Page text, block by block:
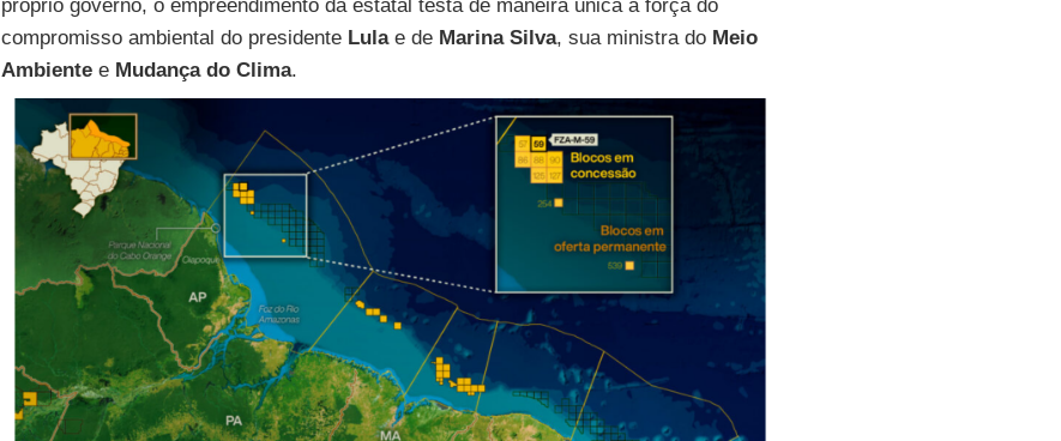
próprio governo, o empreendimento da estatal testa de maneira única a força do
compromisso ambiental do presidente Lulae de Marina Silva, sua ministra doMeio
AmbienteeMudança do Clima.